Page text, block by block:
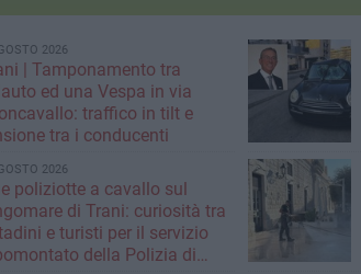
2026
| Tamponamento tra
ed una Vespa in via
traffico in tilt e
tra i conducenti
2026
poliziotte a cavallo sul
di Trani: curiosità tra
e turisti per il servizio
della Polizia di